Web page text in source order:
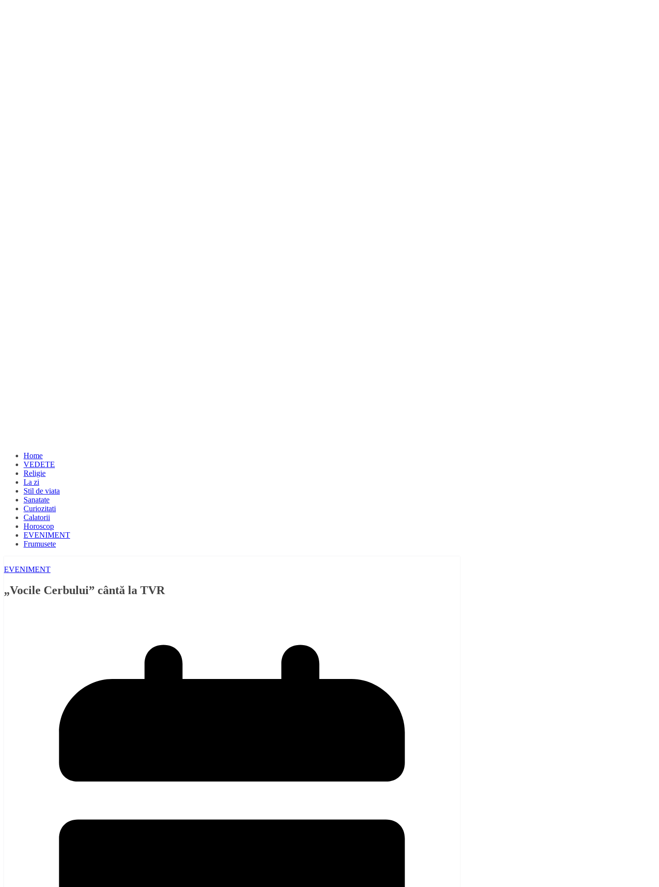
Home
VEDETE
Religie
La zi
Stil de viata
Sanatate
Curiozitati
Calatorii
Horoscop
EVENIMENT
Frumusete
EVENIMENT
„Vocile Cerbului” cântă la TVR